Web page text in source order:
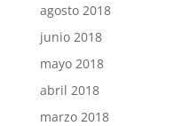
agosto 2018
junio 2018
mayo 2018
abril 2018
marzo 2018